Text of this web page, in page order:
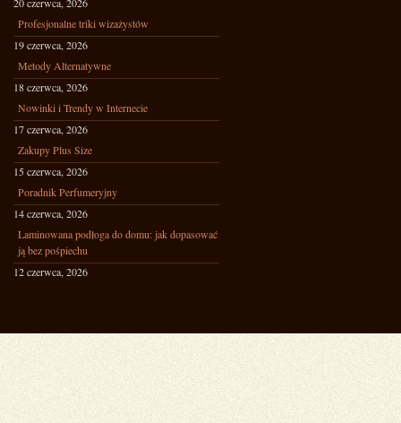
Profesjonalne triki wizażystów
19 czerwca, 2026
Metody Alternatywne
18 czerwca, 2026
Nowinki i Trendy w Internecie
17 czerwca, 2026
Zakupy Plus Size
15 czerwca, 2026
Poradnik Perfumeryjny
14 czerwca, 2026
Laminowana podłoga do domu: jak dopasować
ją bez pośpiechu
12 czerwca, 2026